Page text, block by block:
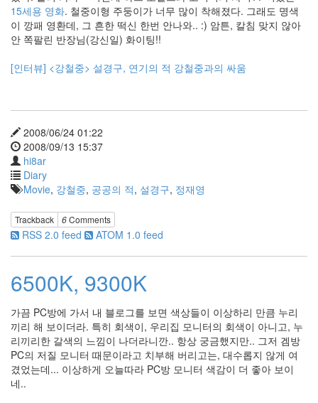
15세용 영화. 철중이형 주둥이가 너무 많이 착해졌다. 그래도 명색
이 깡패 영환데, 그 흔한 떡신 한번 안나와.. :) 암튼, 칼침 맞지 않아
안 쪽팔린 반장님(강신일) 화이팅!!
[인터뷰] <강철중> 설경구, 연기의 적 강철중과의 싸움
2008/06/24 01:22
2008/09/13 15:37
hi8ar
Diary
Movie, 강철중, 공공의 적, 설경구, 정재영
Trackback 6Comments
RSS 2.0 feed ATOM 1.0 feed
6500K, 9300K
가끔 PC방에 가서 내 블로그를 보면 색상들이 이상하리 만큼 누리
끼리 해 보이더라. 특히 회색이, 우리집 모니터의 회색이 아니고, 누
리끼리한 갈색의 느낌이 나더라니깐.. 항상 궁금했지만.. 그저 겜방
PC의 저질 모니터 때문이라고 치부해 버리고는, 대수롭지 않게 여
겼었는데... 이상하게 오늘따라 PC방 모니터 색감이 더 좋아 보이
네..
인
디
스
rubbish
Statistics
게
임
똥
portal
영
simpleCheck
라
크
레
디
정
운
천
알